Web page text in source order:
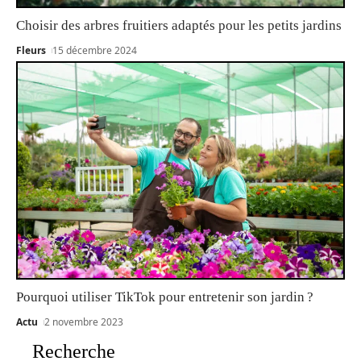
Choisir des arbres fruitiers adaptés pour les petits jardins
Fleurs 15 décembre 2024
Pourquoi utiliser TikTok pour entretenir son jardin ?
Actu 2 novembre 2023
Recherche